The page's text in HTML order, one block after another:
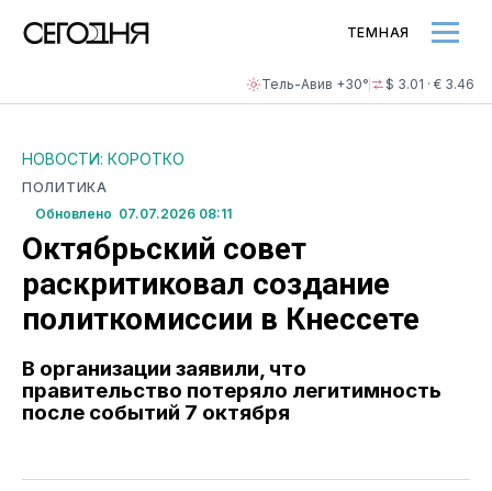
Тель-Авив +30° $ 3.01 · € 3.46
ТЕМНАЯ
НОВОСТИ: КОРОТКО
ПОЛИТИКА
Обновлено 07.07.2026 08:11
Октябрьский совет
раскритиковал создание
политкомиссии в Кнессете
В организации заявили, что
правительство потеряло легитимность
после событий 7 октября